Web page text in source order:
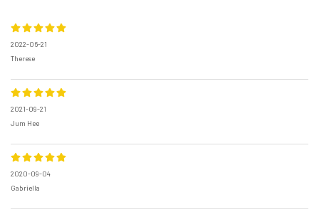
2022-06-21
Therese
2021-09-21
Jum Hee
2020-09-04
Gabriella